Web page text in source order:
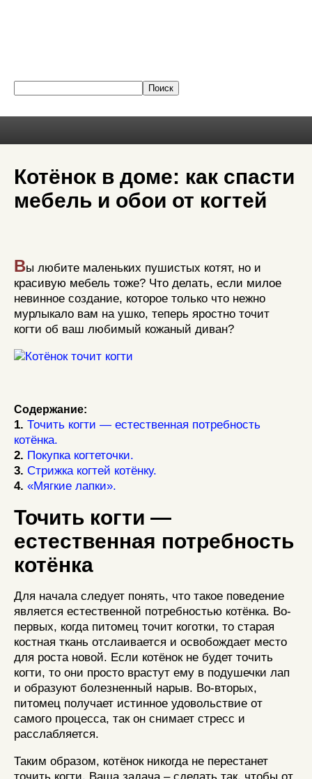
Котёнок в доме: как спасти
мебель и обои от когтей
Вы любите маленьких пушистых котят, но и
красивую мебель тоже? Что делать, если милое
невинное создание, которое только что нежно
мурлыкало вам на ушко, теперь яростно точит
когти об ваш любимый кожаный диван?
Содержание:
1. Точить когти — естественная потребность
котёнка.
2. Покупка когтеточки.
3. Стрижка когтей котёнку.
4. «Мягкие лапки».
Точить когти —
естественная потребность
котёнка
Для начала следует понять, что такое поведение
является естественной потребностью котёнка. Во-
первых, когда питомец точит коготки, то старая
костная ткань отслаивается и освобождает место
для роста новой. Если котёнок не будет точить
когти, то они просто врастут ему в подушечки лап
и образуют болезненный нарыв. Во-вторых,
питомец получает истинное удовольствие от
самого процесса, так он снимает стресс и
расслабляется.
Таким образом, котёнок никогда не перестанет
точить когти. Ваша задача – сделать так, чтобы от